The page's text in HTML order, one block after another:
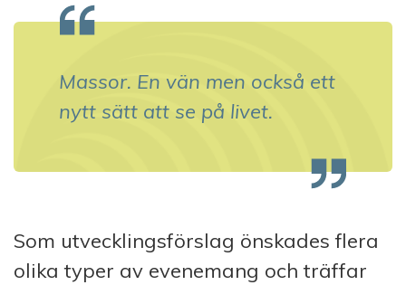
Massor. En vän men också ett
nytt sätt att se på livet.
Som utvecklingsförslag önskades flera
olika typer av evenemang och träffar